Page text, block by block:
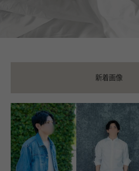
新着画像